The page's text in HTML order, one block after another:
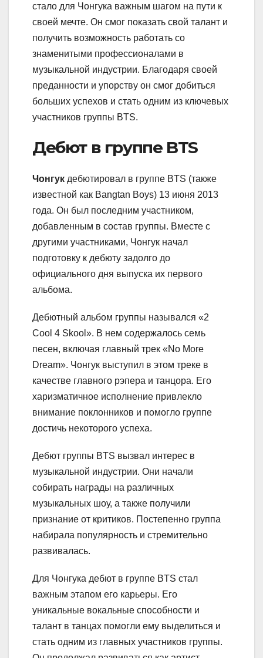
стало для Чонгука важным шагом на пути к
своей мечте. Он смог показать свой талант и
получить возможность работать со
знаменитыми профессионалами в
музыкальной индустрии. Благодаря своей
преданности и упорству он смог добиться
больших успехов и стать одним из ключевых
участников группы BTS.
Дебют в группе BTS
Чонгук дебютировал в группе BTS (также
известной как Bangtan Boys) 13 июня 2013
года. Он был последним участником,
добавленным в состав группы. Вместе с
другими участниками, Чонгук начал
подготовку к дебюту задолго до
официального дня выпуска их первого
альбома.
Дебютный альбом группы назывался «2
Cool 4 Skool». В нем содержалось семь
песен, включая главный трек «No More
Dream». Чонгук выступил в этом треке в
качестве главного рэпера и танцора. Его
харизматичное исполнение привлекло
внимание поклонников и помогло группе
достичь некоторого успеха.
Дебют группы BTS вызвал интерес в
музыкальной индустрии. Они начали
собирать награды на различных
музыкальных шоу, а также получили
признание от критиков. Постепенно группа
набирала популярность и стремительно
развивалась.
Для Чонгука дебют в группе BTS стал
важным этапом его карьеры. Его
уникальные вокальные способности и
талант в танцах помогли ему выделиться и
стать одним из главных участников группы.